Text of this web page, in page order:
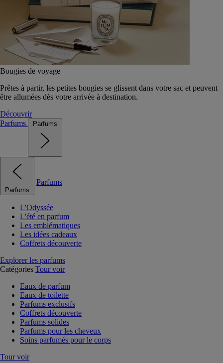
Bougies de voyage
Prêtes à partir, les petites bougies se glissent dans votre sac et peuvent
être allumées dès votre arrivée à destination.
Découvrir
Parfums
Parfums
Parfums
Parfums
L'Odyssée
L'été en parfum
Les emblématiques
Les idées cadeaux
Coffrets découverte
Explorer les parfums
Catégories Tour voir
Eaux de parfum
Eaux de toilette
Parfums exclusifs
Coffrets découverte
Parfums solides
Parfums pour les cheveux
Soins parfumés pour le corps
Tour voir